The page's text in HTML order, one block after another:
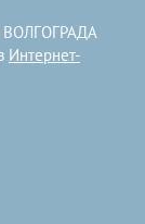
Интернет-